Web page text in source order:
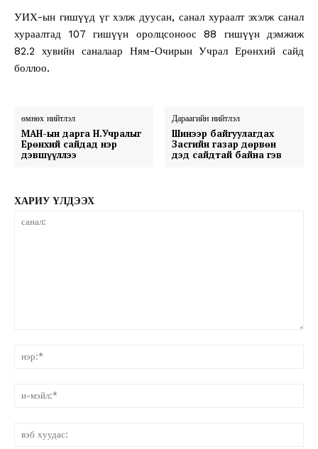
УИХ-ын гишүүд үг хэлж дуусан, санал хураалт эхэлж санал
хураалтад 107 гишүүн оролцсоноос 88 гишүүн дэмжиж
82.2 хувийн саналаар Ням-Очирын Учрал Ерөнхий сайд
боллоо.
өмнөх нийтлэл
МАН-ын дарга Н.Учралыг
Ерөнхий сайдад нэр
дэвшүүллээ
Дараагийн нийтлэл
Шинээр байгуулагдах
Засгийн газар дөрвөн
дэд сайдтай байна гэв
ХАРИУ ҮЛДЭЭХ